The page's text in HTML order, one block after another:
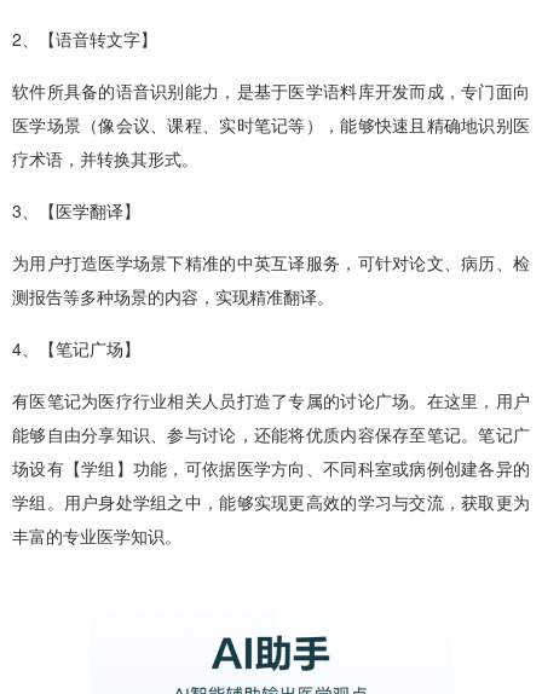
2、【语音转文字】
软件所具备的语音识别能力，是基于医学语料库开发而成，专门面向
医学场景（像会议、课程、实时笔记等），能够快速且精确地识别医
疗术语，并转换其形式。
3、【医学翻译】
为用户打造医学场景下精准的中英互译服务，可针对论文、病历、检
测报告等多种场景的内容，实现精准翻译。
4、【笔记广场】
有医笔记为医疗行业相关人员打造了专属的讨论广场。在这里，用户
能够自由分享知识、参与讨论，还能将优质内容保存至笔记。笔记广
场设有【学组】功能，可依据医学方向、不同科室或病例创建各异的
学组。用户身处学组之中，能够实现更高效的学习与交流，获取更为
丰富的专业医学知识。